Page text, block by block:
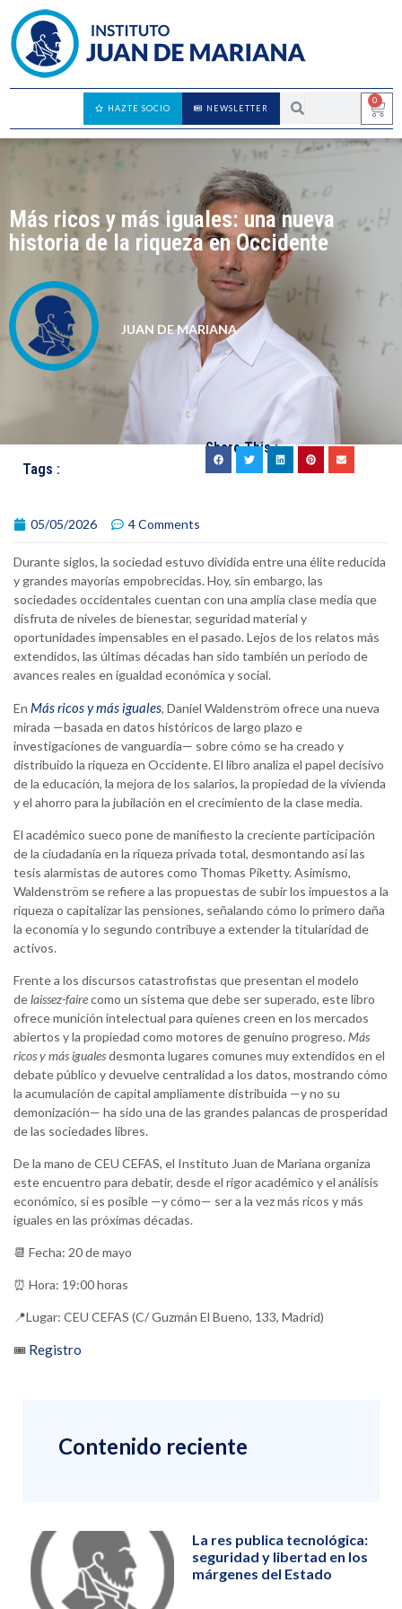
0
NEWSLETTER
HAZTE SOCIO
Más ricos y más iguales: una nueva
historia de la riqueza en Occidente
JUAN DE MARIANA
Tags :
Share This :
05/05/2026 4 Comments
Durante siglos, la sociedad estuvo dividida entre una élite reducida
y grandes mayorías empobrecidas. Hoy, sin embargo, las
sociedades occidentales cuentan con una amplia clase media que
disfruta de niveles de bienestar, seguridad material y
oportunidades impensables en el pasado. Lejos de los relatos más
extendidos, las últimas décadas han sido también un periodo de
avances reales en igualdad económica y social.
En Más ricos y más iguales, Daniel Waldenström ofrece una nueva
mirada —basada en datos históricos de largo plazo e
investigaciones de vanguardia— sobre cómo se ha creado y
distribuido la riqueza en Occidente. El libro analiza el papel decisivo
de la educación, la mejora de los salarios, la propiedad de la vivienda
y el ahorro para la jubilación en el crecimiento de la clase media.
El académico sueco pone de manifiesto la creciente participación
de la ciudadanía en la riqueza privada total, desmontando así las
tesis alarmistas de autores como Thomas Piketty. Asimismo,
Waldenström se refiere a las propuestas de subir los impuestos a la
riqueza o capitalizar las pensiones, señalando cómo lo primero daña
la economía y lo segundo contribuye a extender la titularidad de
activos.
Frente a los discursos catastrofistas que presentan el modelo
delaissez-fairecomo un sistema que debe ser superado, este libro
ofrece munición intelectual para quienes creen en los mercados
abiertos y la propiedad como motores de genuino progreso.Más
ricos y más igualesdesmonta lugares comunes muy extendidos en el
debate público y devuelve centralidad a los datos, mostrando cómo
la acumulación de capital ampliamente distribuida —y no su
demonización— ha sido una de las grandes palancas de prosperidad
de las sociedades libres.
De la mano de CEU CEFAS, el Instituto Juan de Mariana organiza
este encuentro para debatir, desde el rigor académico y el análisis
económico, si es posible —y cómo— ser a la vez más ricos y más
iguales en las próximas décadas.
📆 Fecha: 20 de mayo
⏰ Hora: 19:00 horas
📍Lugar: CEU CEFAS (C/ Guzmán El Bueno, 133, Madrid)
🎟️ Registro
Contenido reciente
La res publica tecnológica:
seguridad y libertad en los
márgenes del Estado